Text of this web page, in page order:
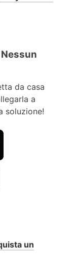
da casa
a
soluzione!
un